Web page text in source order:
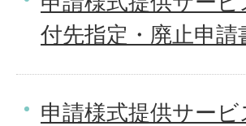
付先指定・廃止申請
申請様式提供サー